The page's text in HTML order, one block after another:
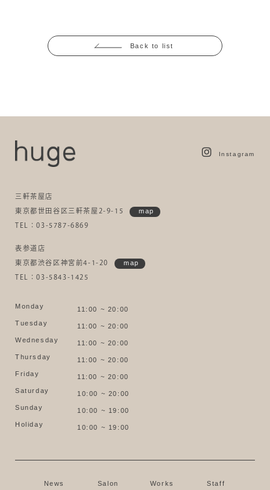
Back to list
Instagram
三軒茶屋店
東京都世田谷区三軒茶屋2-9-15 map
TEL：03-5787-6869
表参道店
東京都渋谷区神宮前4-1-20 map
TEL：03-5843-1425
Monday
11:00 ~ 20:00
Tuesday
11:00 ~ 20:00
Wednesday
11:00 ~ 20:00
Thursday
11:00 ~ 20:00
Friday
11:00 ~ 20:00
Saturday
10:00 ~ 20:00
Sunday
10:00 ~ 19:00
Holiday
10:00 ~ 19:00
News Salon Works Staff